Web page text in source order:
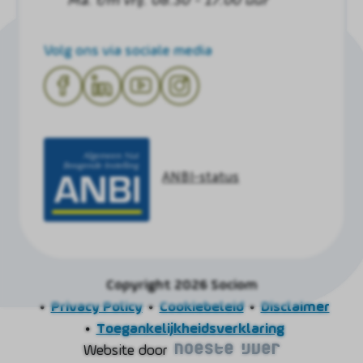
Volg ons via sociale media
ANBI-status
Copyright 2026 Sociom
Privacy Policy
Cookiebeleid
Disclaimer
Toegankelijkheidsverklaring
Website door